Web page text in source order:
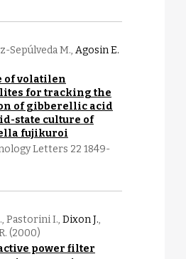
Sepúlveda M., Agosin E.
of volatilen
for tracking the
of gibberellic acid
state culture of
fujikuroi
Letters 22 1849-
Pastorini I., Dixon J.,
(2000)
power filter